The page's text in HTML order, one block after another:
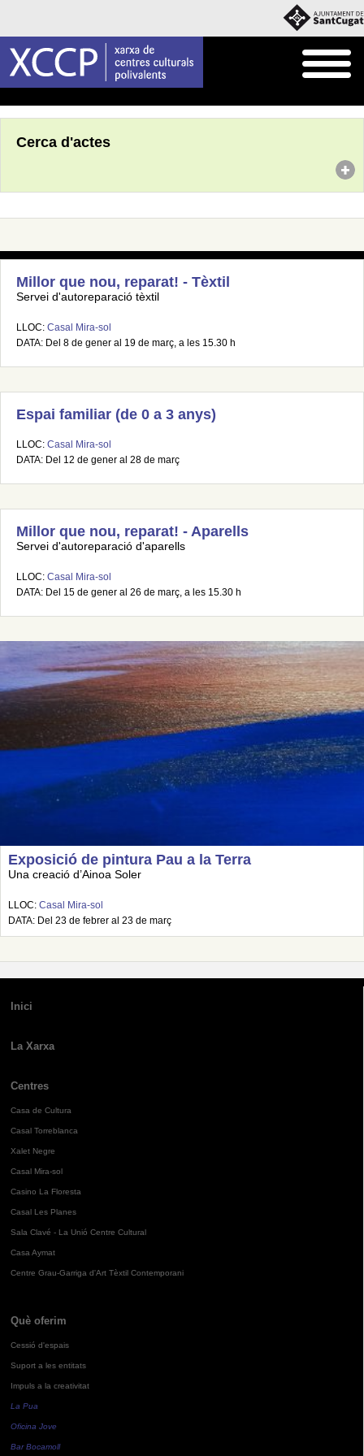
Cerca d'actes
Millor que nou, reparat! - Tèxtil
Servei d'autoreparació tèxtil
LLOC: Casal Mira-sol
DATA: Del 8 de gener al 19 de març, a les 15.30 h
Espai familiar (de 0 a 3 anys)
LLOC: Casal Mira-sol
DATA: Del 12 de gener al 28 de març
Millor que nou, reparat! - Aparells
Servei d'autoreparació d'aparells
LLOC: Casal Mira-sol
DATA: Del 15 de gener al 26 de març, a les 15.30 h
Exposició de pintura Pau a la Terra
Una creació d’Ainoa Soler
LLOC: Casal Mira-sol
DATA: Del 23 de febrer al 23 de març
Inici
La Xarxa
Centres
Casa de Cultura
Casal Torreblanca
Xalet Negre
Casal Mira-sol
Casino La Floresta
Casal Les Planes
Sala Clavé - La Unió Centre Cultural
Casa Aymat
Centre Grau-Garriga d'Art Tèxtil Contemporani
Què oferim
Cessió d'espais
Suport a les entitats
Impuls a la creativitat
La Pua
Oficina Jove
Bar Bocamoll